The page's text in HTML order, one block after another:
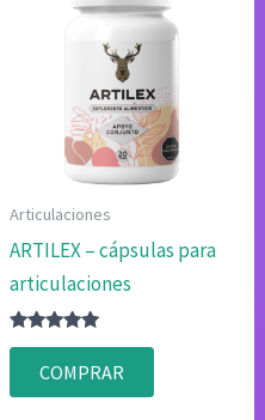
Articulaciones
ARTILEX – cápsulas para
articulaciones
Valorado
4.80
de 5
COMPRAR